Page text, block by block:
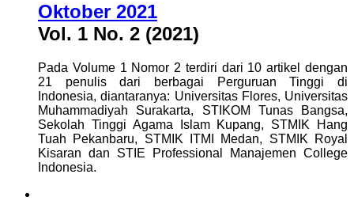
Oktober 2021
Vol. 1 No. 2 (2021)
Pada Volume 1 Nomor 2 terdiri dari 10 artikel dengan
21 penulis dari berbagai Perguruan Tinggi di
Indonesia, diantaranya: Universitas Flores, Universitas
Muhammadiyah Surakarta, STIKOM Tunas Bangsa,
Sekolah Tinggi Agama Islam Kupang, STMIK Hang
Tuah Pekanbaru, STMIK ITMI Medan, STMIK Royal
Kisaran dan STIE Professional Manajemen College
Indonesia.